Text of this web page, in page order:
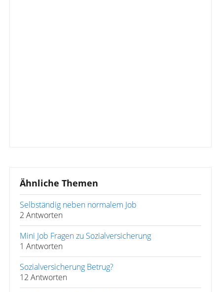
Ähnliche Themen
Selbständig neben normalem Job
2 Antworten
Mini Job Fragen zu Sozialversicherung
1 Antworten
Sozialversicherung Betrug?
12 Antworten